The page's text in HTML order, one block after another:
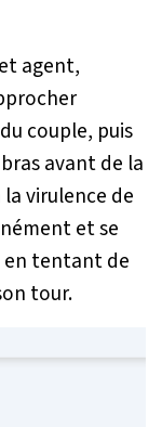
agent,
couple, puis
avant de la
virulence de
et se
en tentant de
tour.